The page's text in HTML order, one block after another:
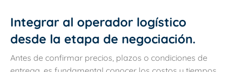
Integrar al operador logístico
desde la etapa de negociación.
Antes de confirmar precios, plazos o condiciones de